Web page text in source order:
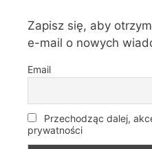
Zapisz się, aby
e-mail o nowych
Email
Przechodząc dalej,
prywatności